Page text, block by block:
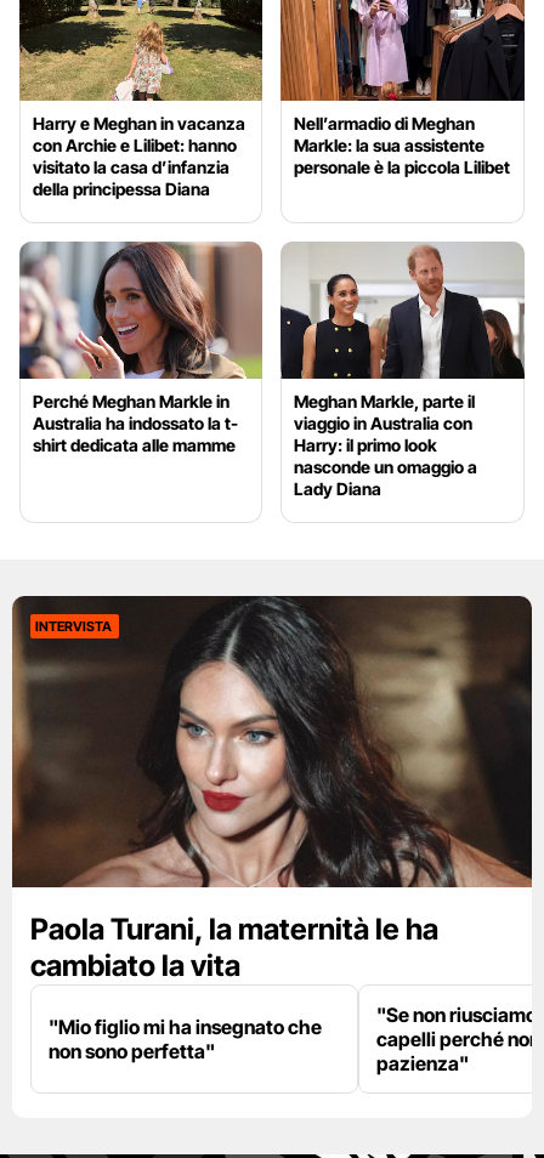
Harry e Meghan in vacanza
con Archie e Lilibet: hanno
visitato la casa d’infanzia
della principessa Diana
Nell’armadio di Meghan
Markle: la sua assistente
personale è la piccola Lilibet
Perché Meghan Markle in
Australia ha indossato la t-
shirt dedicata alle mamme
Meghan Markle, parte il
viaggio in Australia con
Harry: il primo look
nasconde un omaggio a
Lady Diana
INTERVISTA
Paola Turani, la maternità le ha
cambiato la vita
"Mio figlio mi ha insegnato che
non sono perfetta"
"Se non riusciamo
capelli perché
pazienza"